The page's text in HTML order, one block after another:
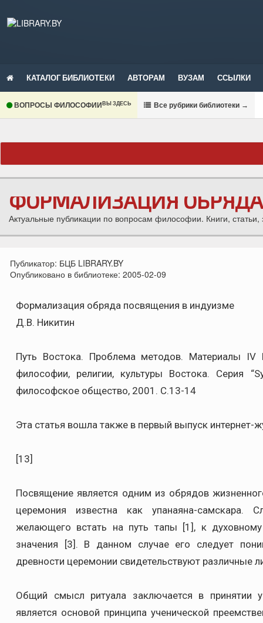
КАТАЛОГ БИБЛИОТЕКИ АВТОРАМ ВУЗАМ ССЫЛКИ
ВОПРОСЫ ФИЛОСОФИИВЫ ЗДЕСЬ Все рубрики библиотеки →
ФОРМАЛИЗАЦИЯ
Актуальные публикации по вопросам философии. Книги, статьи,
Публикатор: БЦБ LIBRARY.BY
Опубликовано в библиотеке: 2005-02-09
Формализация обряда посвящения в индуизме
Д.В. Никитин
Путь Востока. Проблема методов. Материалы
философии, религии, культуры Востока. Серия
философское общество, 2001. С.13-14
Эта статья вошла также в первый выпуск интернет-
[13]
Посвящение является одним из обрядов
церемония известна как упанаяна-самскара.
желающего встать на путь тапы [1], к
значения [3]. В данном случае его следует
древности церемонии свидетельствуют различные
Общий смысл ритуала заключается в принятии
является основой принципа ученической